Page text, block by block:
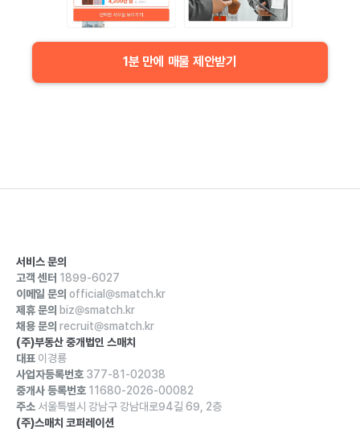
1분 만에 매물 제안받기
서비스 문의
고객 센터 1899-6027
이메일 문의 official@smatch.kr
제휴 문의 biz@smatch.kr
채용 문의 recruit@smatch.kr
(주)부동산 중개법인 스매치
대표 이경룡
사업자등록번호 377-81-02038
중개사 등록번호 11680-2026-00082
주소 서울특별시 강남구 강남대로94길 69, 2층
(주)스매치 코퍼레이션